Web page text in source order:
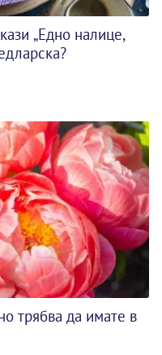
„Едно налице,
трябва да имате в